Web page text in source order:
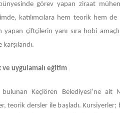
görev yapan ziraat
katılımcılara hem teorik hem
yapan çiftçilerin yanı sıra hobi
ve uygulamalı eğitim
bulunan Keçiören Belediyesi’ne ait
teorik dersler ile başladı.